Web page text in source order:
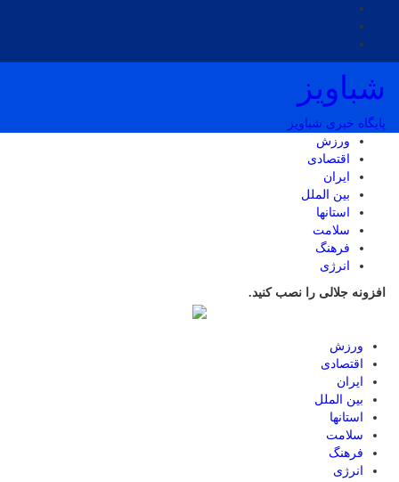
شباویز
پایگاه خبری شباویز
ورزش
اقتصادی
ایران
بین الملل
استانها
سلامت
فرهنگ
انرژی
افزونه جلالی را نصب کنید.
ورزش
اقتصادی
ایران
بین الملل
استانها
سلامت
فرهنگ
انرژی